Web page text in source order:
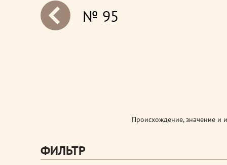
№ 95
Происхождение, значение и
ФИЛЬТР